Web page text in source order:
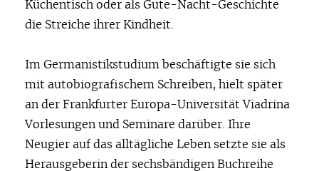
Küchentisch oder als Gute-Nacht-Geschichte
die Streiche ihrer Kindheit.
Im Germanistikstudium beschäftigte sie sich
mit autobiografischem Schreiben, hielt später
an der Frankfurter Europa-Universität Viadrina
Vorlesungen und Seminare darüber. Ihre
Neugier auf das alltägliche Leben setzte sie als
Herausgeberin der sechsbändigen Buchreihe